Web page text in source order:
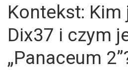
Kontekst: Kim
Dix37 i czym
„Panaceum